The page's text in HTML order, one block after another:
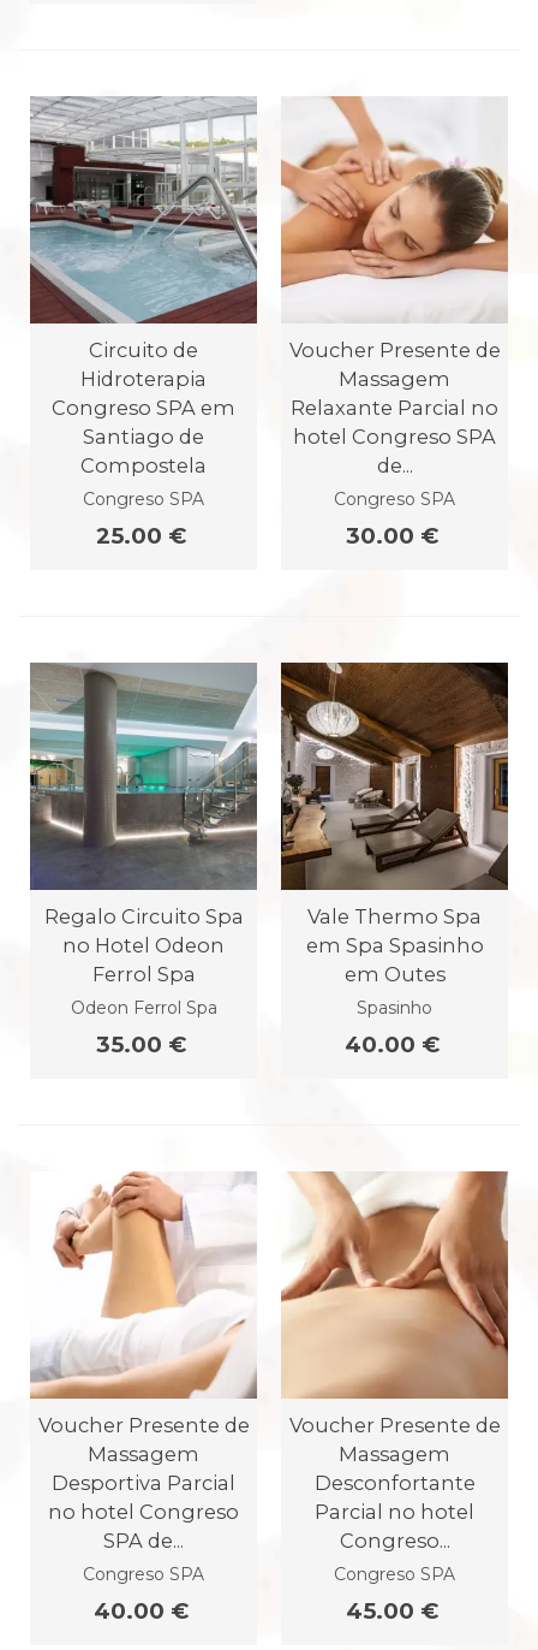
Circuito de
Hidroterapia
Congreso SPA em
Santiago de
Compostela
Congreso SPA
25.00 €
Voucher Presente de
Massagem
Relaxante Parcial no
hotel Congreso SPA
de...
Congreso SPA
30.00 €
Regalo Circuito Spa
no Hotel Odeon
Ferrol Spa
Odeon Ferrol Spa
35.00 €
Vale Thermo Spa
em Spa Spasinho
em Outes
Spasinho
40.00 €
Voucher Presente de
Massagem
Desportiva Parcial
no hotel Congreso
SPA de...
Congreso SPA
40.00 €
Voucher Presente de
Massagem
Desconfortante
Parcial no hotel
Congreso...
Congreso SPA
45.00 €